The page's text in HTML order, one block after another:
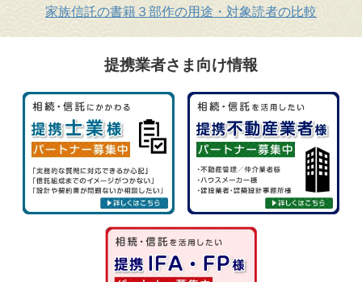
家族信託の書籍３部作の用途・対象読者の比較
提携業者さま向け情報